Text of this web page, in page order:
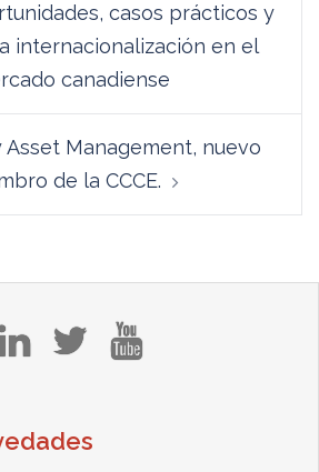
casos prácticos y
internacionalización en el
canadiense
Asset Management, nuevo
de la CCCE.